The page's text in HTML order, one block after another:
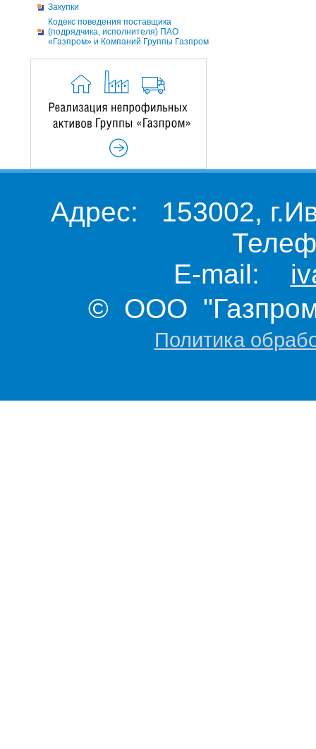
Закупки
Кодекс поведения поставщика
(подрядчика, исполнителя) ПАО
«Газпром» и Компаний Группы Газпром
Адрес: 153002,
E-mail:
© ООО "Газпром
Политика